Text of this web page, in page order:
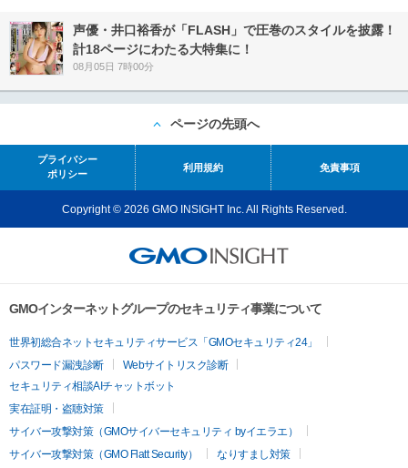
声優・井口裕香が「FLASH」で圧巻のスタイルを披露！
計18ページにわたる大特集に！
08月05日 7時00分
ページの先頭へ
プライバシー
ポリシー
利用規約 免責事項
Copyright © 2026 GMO INSIGHT Inc. All Rights Reserved.
GMOインターネットグループのセキュリティ事業について
世界初総合ネットセキュリティサービス「GMOセキュリティ24」
パスワード漏洩診断
Webサイトリスク診断
セキュリティ相談AIチャットボット
実在証明・盗聴対策
サイバー攻撃対策（GMOサイバーセキュリティ byイエラエ）
サイバー攻撃対策（GMO Flatt Security）
なりすまし対策